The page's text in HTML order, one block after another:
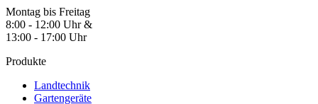
Montag bis Freitag
8:00 - 12:00 Uhr &
13:00 - 17:00 Uhr
Produkte
Landtechnik
Gartengeräte